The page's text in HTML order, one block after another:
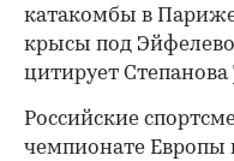
катакомбы в
крысы под
цитирует Степанова
Российские
чемпионате Европы